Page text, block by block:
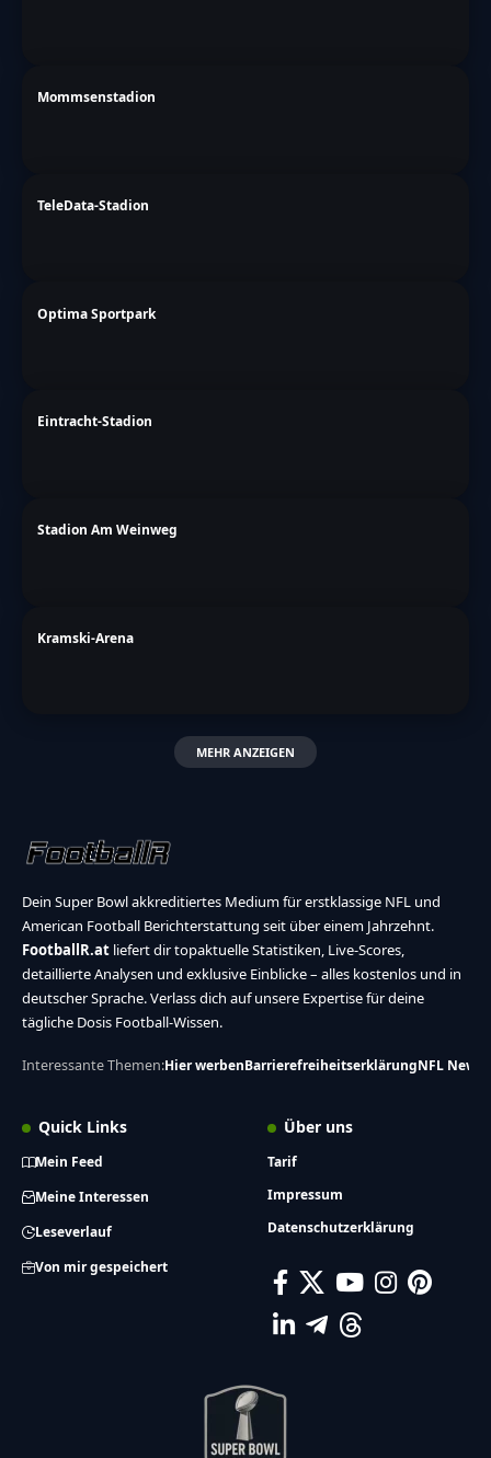
Mommsenstadion
TeleData-Stadion
Optima Sportpark
Eintracht-Stadion
Stadion Am Weinweg
Kramski-Arena
MEHR ANZEIGEN
Dein Super Bowl akkreditiertes Medium für erstklassige NFL und
American Football Berichterstattung seit über einem Jahrzehnt.
FootballR.at liefert dir topaktuelle Statistiken, Live-Scores,
detaillierte Analysen und exklusive Einblicke – alles kostenlos und in
deutscher Sprache. Verlass dich auf unsere Expertise für deine
tägliche Dosis Football-Wissen.
Interessante Themen:Hier werbenBarrierefreiheitserklärungNFL News
Quick Links
Mein Feed
Meine Interessen
Leseverlauf
Von mir gespeichert
Über uns
Tarif
Impressum
Datenschutzerklärung